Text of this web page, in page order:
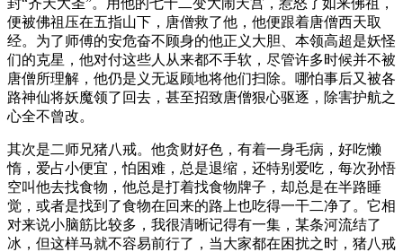
封“齐天大圣”。用他的七十二变大闹天宫，惹怒了如来佛祖，
便被佛祖压在五指山下，唐僧救了他，他便跟着唐僧西天取
经。为了师傅的安危奋不顾身的他正义大胆、本领高超是妖怪
们的克星，他对付这些人从来都不手软，尽管许多时候并不被
唐僧所理解，他仍是义无返顾地将他们扫除。哪怕事后又被各
路神仙将妖魔领了回去，甚至招致唐僧狠心驱逐，除害护航之
心全不曾改。
其次是二师兄猪八戒。他贪财好色，有着一身毛病，好吃懒
惰，爱占小便宜，怕困难，总是退缩，还特别爱吃，每次孙悟
空叫他去找食物，他总是打着找食物牌子，却总是在半路睡
觉，或者是找到了食物在回来的路上也吃得一干二净了。它相
对来说小脑筋比较多，我很清晰记得有一集，某条河流结了
冰，但这样马就不容易前行了，当大家都在困扰之时，猪八戒